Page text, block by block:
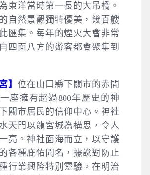
東洋當時第一長的大吊橋。
自然景觀獨特優美，幾百艘
匯集。每年的煙火大會非常
四面八方的遊客都會聚集到
】 位在山口縣下關市的赤間
座擁有超過800年歷史的神
關市居民的信仰中心。神社
天門以龍宮城為構思，令人
亮。神社面海而立，以守護
各種庇佑聞名，據說對防止
行業興隆特別靈驗。在明治